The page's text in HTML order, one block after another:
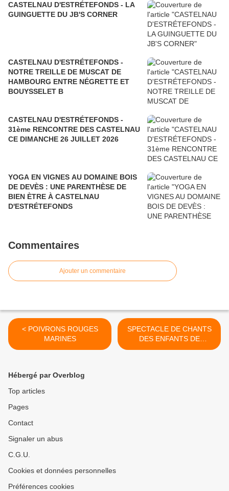
CASTELNAU D'ESTRÉTEFONDS - LA
GUINGUETTE DU JB'S CORNER
CASTELNAU D'ESTRÉTEFONDS -
NOTRE TREILLE DE MUSCAT DE
HAMBOURG ENTRE NÉGRETTE ET
BOUYSSELET B
CASTELNAU D'ESTRÉTEFONDS -
31ème RENCONTRE DES CASTELNAU
CE DIMANCHE 26 JUILLET 2026
YOGA EN VIGNES AU DOMAINE BOIS
DE DEVÈS : UNE PARENTHÈSE DE
BIEN ÈTRE À CASTELNAU
D'ESTRÉTEFONDS
Commentaires
Ajouter un commentaire
< POIVRONS ROUGES
MARINES
SPECTACLE DE CHANTS
DES ENFANTS DE
L'ECOLE DE CASTELNAU
Hébergé par Overblog
Top articles
Pages
Contact
Signaler un abus
C.G.U.
Cookies et données personnelles
Préférences cookies